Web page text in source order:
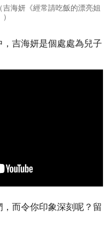
吉海妍《經常請吃飯的漂亮姐
吉海妍是個處處為兒子
而令你印象深刻呢？留